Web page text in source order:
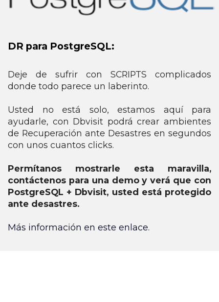
DR para PostgreSQL:
Deje de sufrir con SCRIPTS complicados
donde todo parece un laberinto.
Usted no está solo, estamos aquí para
ayudarle, con Dbvisit podrá crear ambientes
de Recuperación ante Desastres en segundos
con unos cuantos clicks.
Permítanos mostrarle esta maravilla,
contáctenos para una demo y verá que con
PostgreSQL + Dbvisit, usted está protegido
ante desastres.
Más información en este enlace.